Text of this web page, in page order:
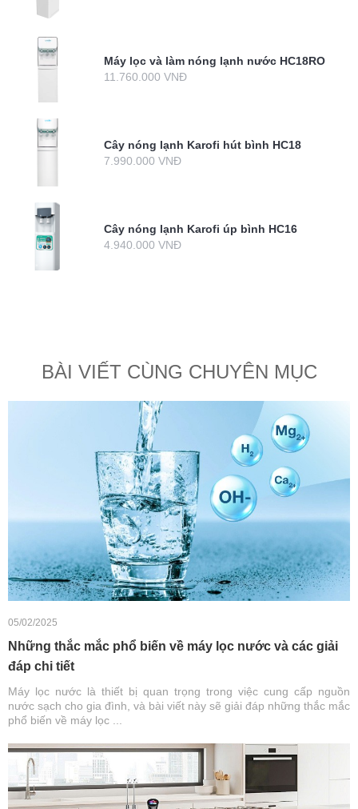
Máy lọc và làm nóng lạnh nước HC18RO
11.760.000 VNĐ
Cây nóng lạnh Karofi hút bình HC18
7.990.000 VNĐ
Cây nóng lạnh Karofi úp bình HC16
4.940.000 VNĐ
BÀI VIẾT CÙNG CHUYÊN MỤC
05/02/2025
Những thắc mắc phổ biến về máy lọc nước và các giải
đáp chi tiết
Máy lọc nước là thiết bị quan trọng trong việc cung cấp nguồn
nước sạch cho gia đình, và bài viết này sẽ giải đáp những thắc mắc
phổ biến về máy lọc ...